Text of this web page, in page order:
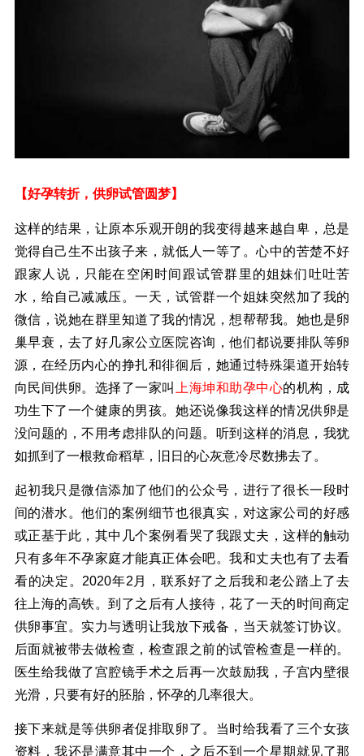
【好孕转折，供卵试管圆梦】
这样的结果，让原本乐观开朗的我变得越来越自卑，总是
觉得自己生不出孩子来，就低人一等了。心中的苦楚不好
跟家人说，只能在空闲时间跟试管群里的姐妹们吐吐苦
水，给自己减减压。一天，试管群一个姐妹突然加了我的
微信，说她在群里知道了我的情况，想帮帮我。她也是卵
巢早衰，去了好几家公立医院咨询，他们都说要排队等卵
源，在经历内心的挣扎和徘徊后，她通过特殊渠道开始转
向民间供卵。选择了一家叫
上海坤和助孕中心的机构，成
功生下了一个健康的男孩。她还说像我这样的情况供卵是
没问题的，不用考虑排队的问题。听到这样的消息，我犹
如抓到了一根救命稻草，旧日的心灰意冷尽数拂去了。
起初我只是微信添加了他们的公众号，进行了很长一段时
间的潜水。他们的案例细节也很真实，对这家公司的好感
或正基于此，其中几个案例看哭了我跟丈夫，这样的触动
只有多年不孕家庭才能真正体会吧。我和丈夫也有了去看
看的决定。2020年2月，联系好了之后我和老公踏上了去
往上海的高铁。到了之后有人接待，花了一天的时间商定
供卵事宜。实力与透明让我放下戒备，当天就签订协议。
后面就被带去做检查，检查跟之前的试管检查是一样的。
医生给我做了宫腔镜手术之后再一次鼓励我，子宫内壁很
光滑，只要有好的胚胎，怀孕的几率很大。
接下来就是等供卵者促排取卵了。当时给我看了三个女孩
资料，我还是满意其中一个，之后不到一个星期就见了那